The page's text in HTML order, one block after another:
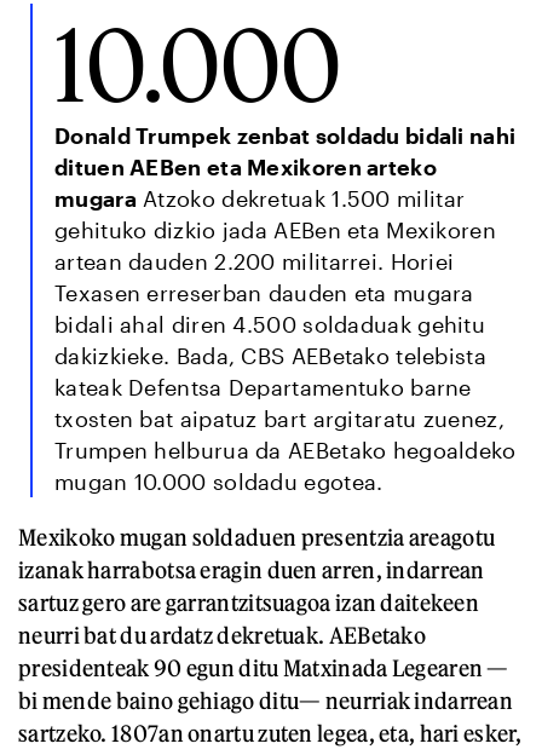
10.000
Donald Trumpek zenbat soldadu bidali nahi
dituen AEBen eta Mexikoren arteko
mugara Atzoko dekretuak 1.500 militar
gehituko dizkio jada AEBen eta Mexikoren
artean dauden 2.200 militarrei. Horiei
Texasen erreserban dauden eta mugara
bidali ahal diren 4.500 soldaduak gehitu
dakizkieke. Bada, CBS AEBetako telebista
kateak Defentsa Departamentuko barne
txosten bat aipatuz bart argitaratu zuenez,
Trumpen helburua da AEBetako hegoaldeko
mugan 10.000 soldadu egotea.
Mexikoko mugan soldaduen presentzia areagotu
izanak harrabotsa eragin duen arren, indarrean
sartuz gero are garrantzitsuagoa izan daitekeen
neurri bat du ardatz dekretuak. AEBetako
presidenteak 90 egun ditu Matxinada Legearen —
bi mende baino gehiago ditu— neurriak indarrean
sartzeko. 1807an onartu zuten legea, eta, hari esker,